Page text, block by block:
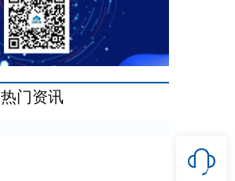
想要轻松实现跨国加速？SD-
热门资讯